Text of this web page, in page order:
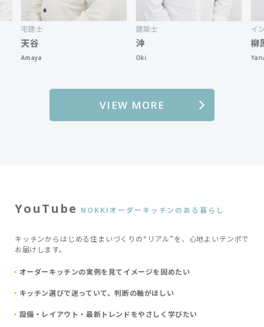
インテリ
Yanagihara
VIEW MORE
YouTube NOKKIオーダーキッチンのある暮らし
キッチンからはじめる住まいづくりの“リアル”を、心地よいテンポで
お届けします。
オーダーキッチンの実例を見てイメージを固めたい
キッチン選びで迷っていて、判断の軸がほしい
設備・レイアウト・最新トレンドをやさしく学びたい